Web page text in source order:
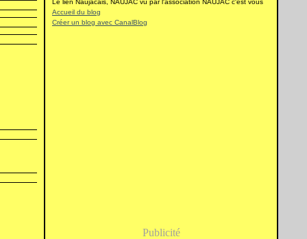
Le lien Naujacais, NAUJAC vu par l'association NAUJAC c'est vous
Accueil du blog
Créer un blog avec CanalBlog
Publicité